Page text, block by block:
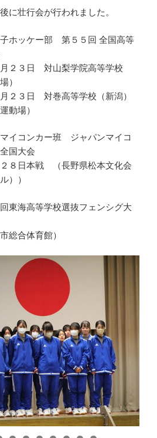
に壮行会が行われました。
子ホッケー部 第５５回 全国高等
２３日 対山梨学院高等学校
）
２３日 対巻高等学校（新潟）
動場）
イコンカー班 ジャパンマイコ
国大会
８日本戦 （長野県松本文化会
））
東海高等学校選抜フェンシグ大
総合体育館）